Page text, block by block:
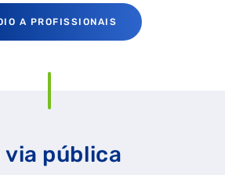
A PROFISSIONAIS
via pública